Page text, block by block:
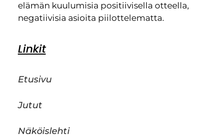
elämän kuulumisia positiivisella otteella,
negatiivisia asioita piilottelematta.
Linkit
Etusivu
Jutut
Näköislehti